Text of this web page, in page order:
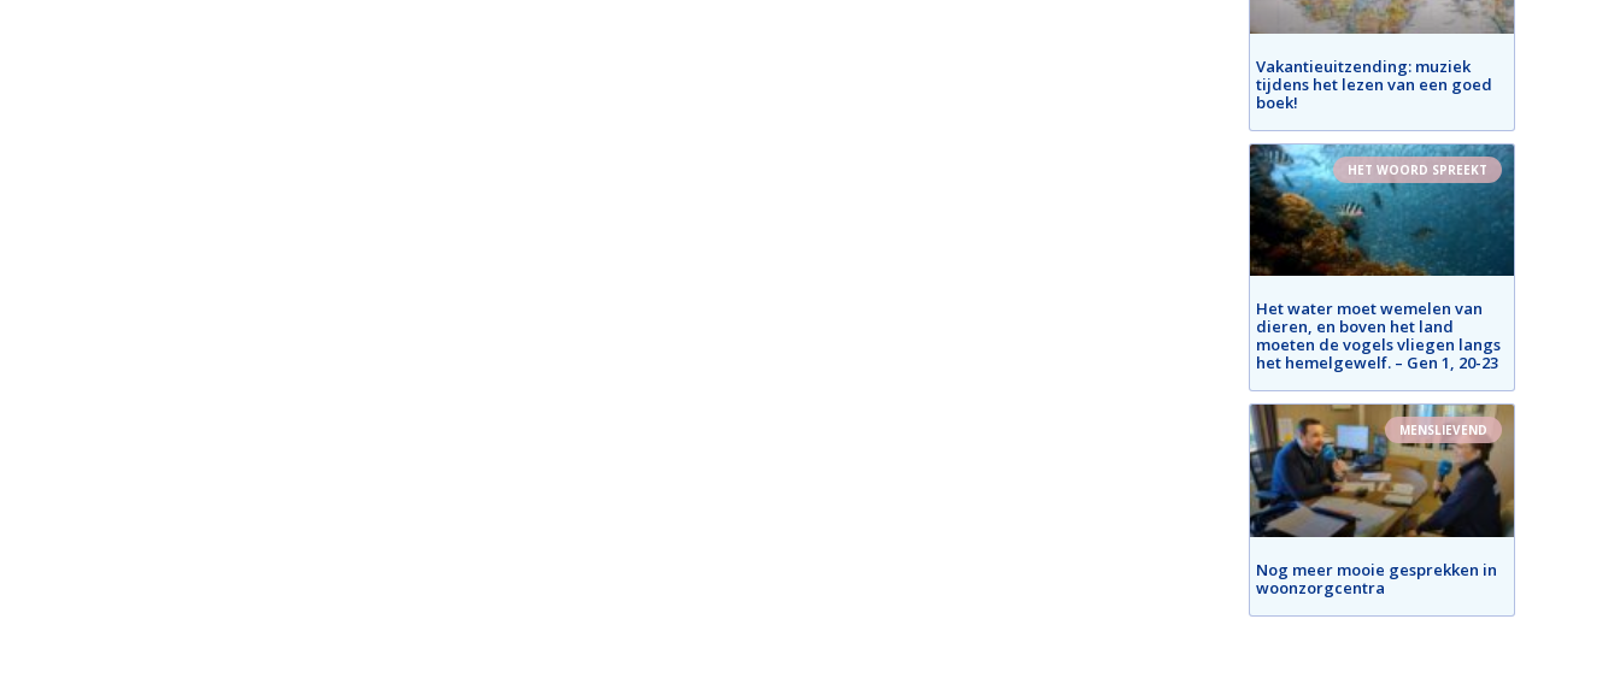
Vakantieuitzending: muziek
tijdens het lezen van een goed
boek!
HET WOORD SPREEKT
Het water moet wemelen van
dieren, en boven het land
moeten de vogels vliegen langs
het hemelgewelf. – Gen 1, 20-23
MENSLIEVEND
Nog meer mooie gesprekken in
woonzorgcentra